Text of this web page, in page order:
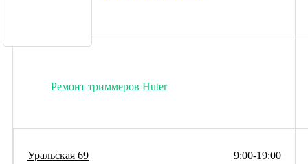
Ремонт триммеров Huter
9:00-19:00
Уральская 69